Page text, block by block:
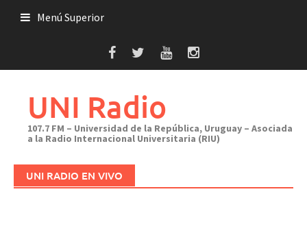
Menú Superior
UNI Radio
107.7 FM – Universidad de la República, Uruguay – Asociada
a la Radio Internacional Universitaria (RIU)
UNI RADIO EN VIVO